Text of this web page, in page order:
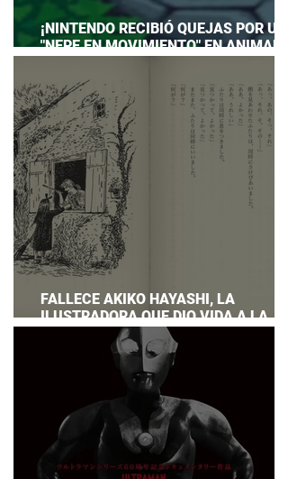
¡NINTENDO RECIBIÓ QUEJAS POR UN
"NEPE EN MOVIMIENTO" EN ANIMAL
PREPARAR UNA RESPUESTA OFICIAL!
FALLECE AKIKO HAYASHI, LA
ILUSTRADORA QUE DIO VIDA A LA
NOVELA ORIGINAL DE KIKI'S DELIVERY